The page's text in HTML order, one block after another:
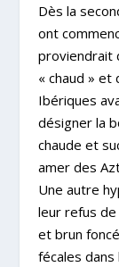
Dès la
ont
proviendrait
« chaud »
Ibériques
désigner la
chaude et
amer des
Une autre
leur refus de
et brun
fécales